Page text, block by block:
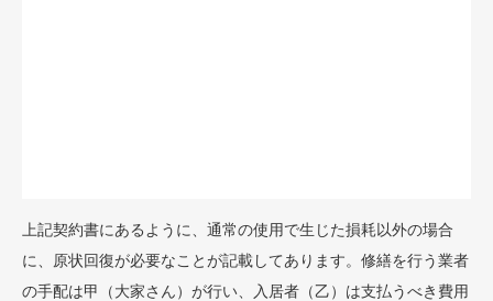
上記契約書にあるように、通常の使用で生じた損耗以外の場合
に、原状回復が必要なことが記載してあります。修繕を行う業者
の手配は甲（大家さん）が行い、入居者（乙）は支払うべき費用